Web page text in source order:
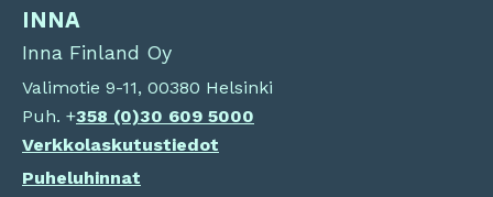
INNA
Inna Finland Oy
Valimotie 9-11, 00380 Helsinki
Puh. +358 (0)30 609 5000
Verkkolaskutustiedot
Puheluhinnat